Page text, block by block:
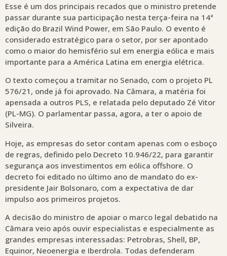
Esse é um dos principais recados que o ministro pretende
passar durante sua participação nesta terça-feira na 14ª
edição do Brazil Wind Power, em São Paulo. O evento é
considerado estratégico para o setor, por ser apontado
como o maior do hemisfério sul em energia eólica e mais
importante para a América Latina em energia elétrica.
O texto começou a tramitar no Senado, com o projeto PL
576/21, onde já foi aprovado. Na Câmara, a matéria foi
apensada a outros PLS, e relatada pelo deputado Zé Vitor
(PL-MG). O parlamentar passa, agora, a ter o apoio de
Silveira.
Hoje, as empresas do setor contam apenas com o esboço
de regras, definido pelo Decreto 10.946/22, para garantir
segurança aos investimentos em eólica offshore. O
decreto foi editado no último ano de mandato do ex-
presidente Jair Bolsonaro, com a expectativa de dar
impulso aos primeiros projetos.
A decisão do ministro de apoiar o marco legal debatido na
Câmara veio após ouvir especialistas e especialmente as
grandes empresas interessadas: Petrobras, Shell, BP,
Equinor, Neoenergia e Iberdrola. Todas defenderam